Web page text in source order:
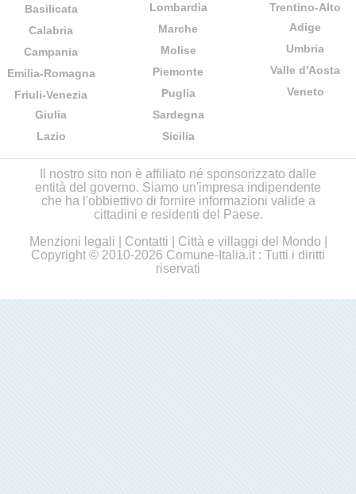
Basilicata
Calabria
Campania
Emilia-Romagna
Friuli-Venezia
Giulia
Lazio
Lombardia
Marche
Molise
Piemonte
Puglia
Sardegna
Sicilia
Trentino-Alto
Adige
Umbria
Valle d'Aosta
Veneto
Il nostro sito non è affiliato né sponsorizzato dalle
entità del governo. Siamo un'impresa indipendente
che ha l'obbiettivo di fornire informazioni valide a
cittadini e residenti del Paese.
Menzioni legali
Contatti Città e villaggi del Mondo
Copyright © 2010-2026 Comune-Italia.it : Tutti i diritti
riservati